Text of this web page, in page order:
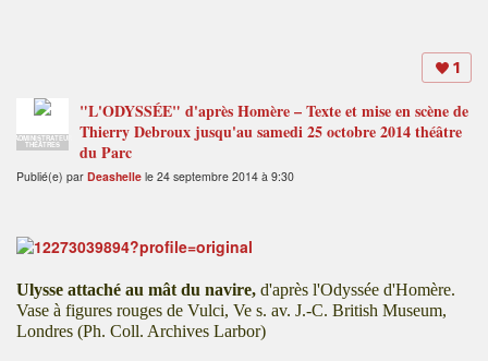
1
ADMINISTRATEUR
THÉÂTRES
"L'ODYSSÉE" d'après Homère – Texte et mise en scène de
Thierry Debroux jusqu'au samedi 25 octobre 2014 théâtre
du Parc
Publié(e) par Deashelle le 24 septembre 2014 à 9:30
Ulysse attaché au mât du navire, d'après l'Odyssée d'Homère.
Vase à figures rouges de Vulci, Ve s. av. J.-C. British Museum,
Londres (Ph. Coll. Archives Larbor)